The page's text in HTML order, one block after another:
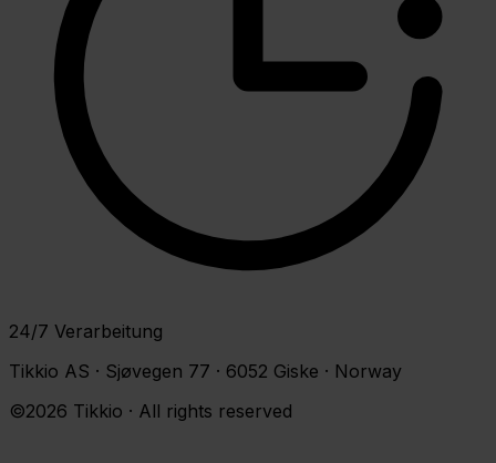
24/7 Verarbeitung
Tikkio AS · Sjøvegen 77 · 6052 Giske · Norway
©2026 Tikkio · All rights reserved